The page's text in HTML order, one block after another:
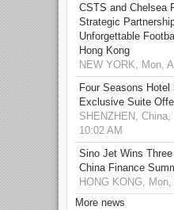
CSTS and Chelsea
Strategic
Unforgettable
Hong Kong
NEW YORK, Mon,
Four Seasons
Exclusive Suite
SHENZHEN,
10:02 AM
Sino Jet Wins
China Finance
HONG KONG,
More news